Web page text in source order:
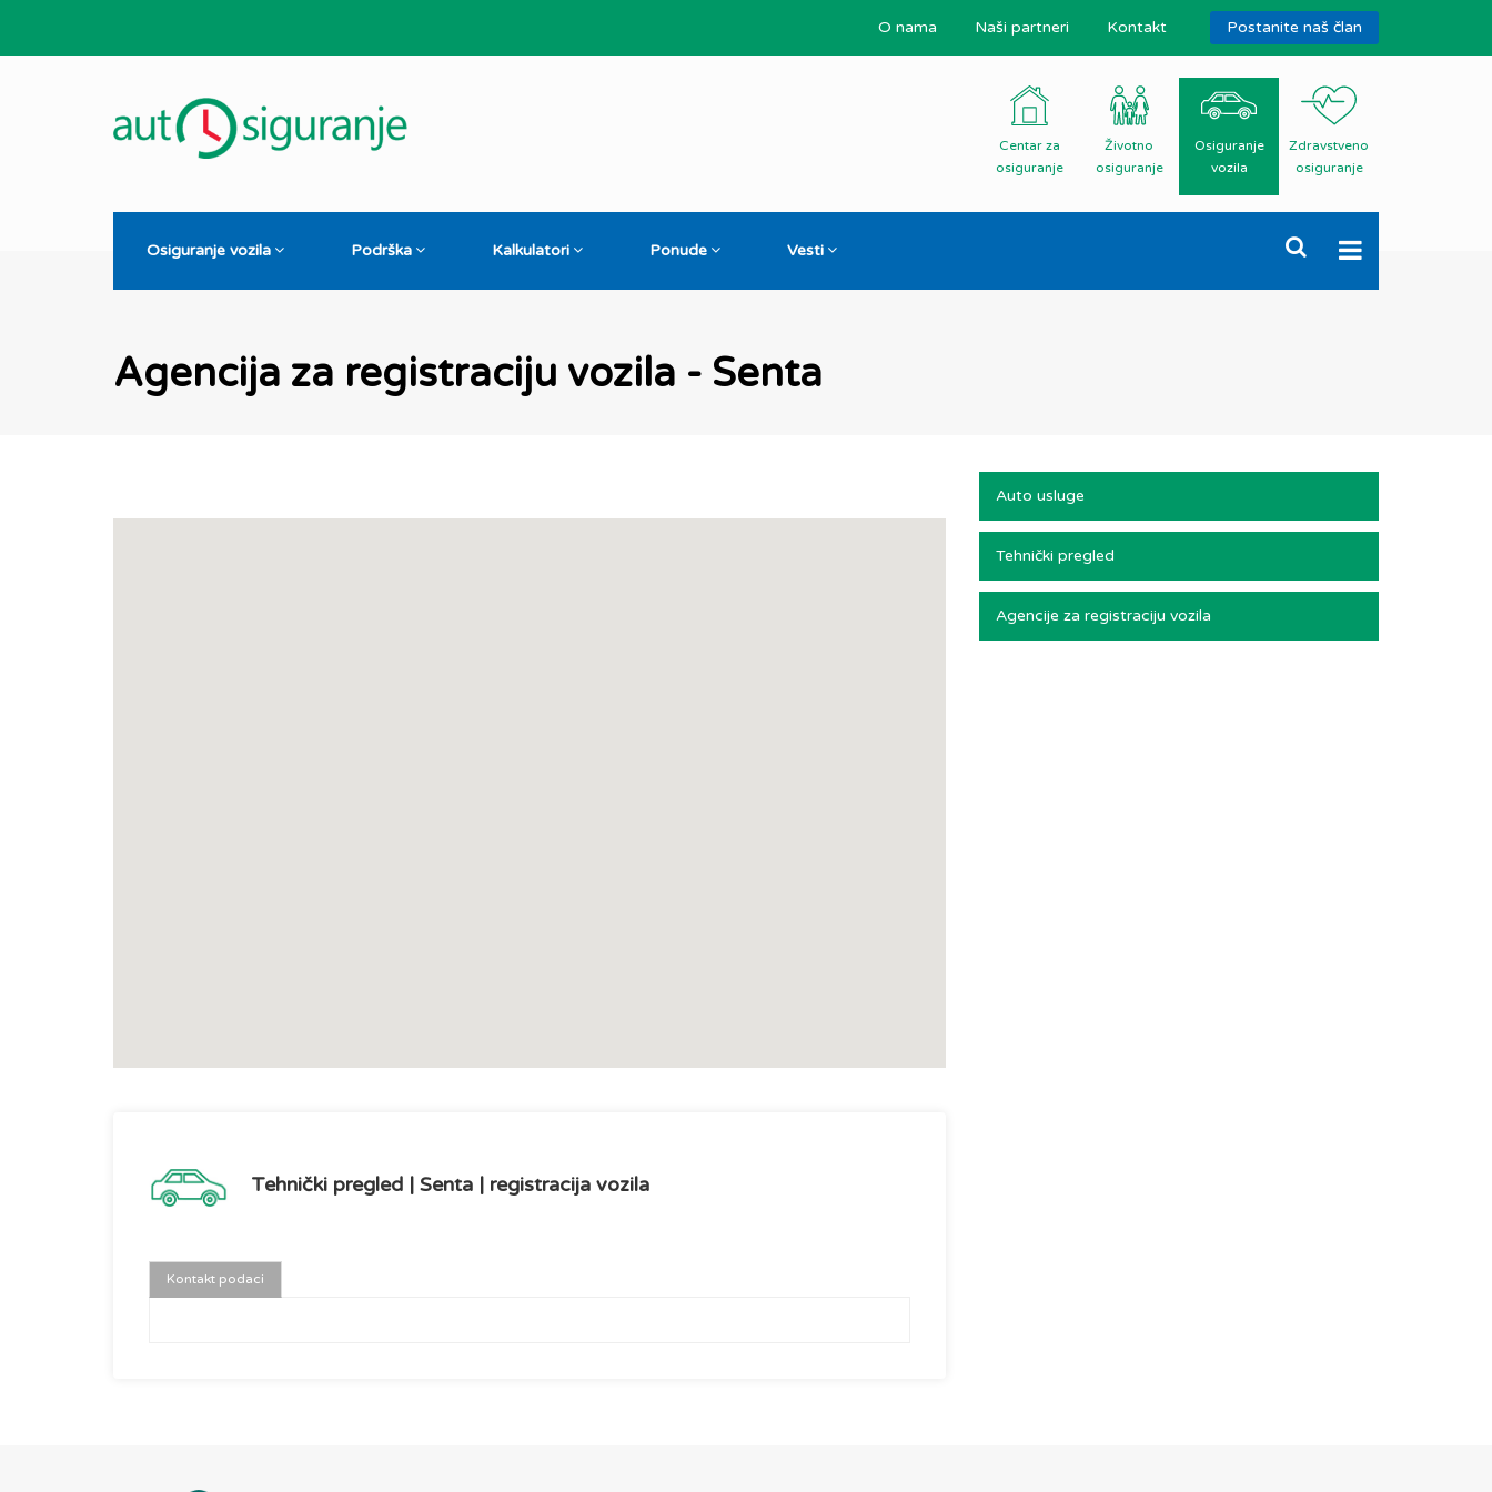
O nama Naši partneri Kontakt Postanite naš član
Centar za
osiguranje
Životno
osiguranje
Osiguranje
vozila
Zdravstveno
osiguranje
Osiguranje vozila Podrška Kalkulatori Ponude Vesti
Agencija za registraciju vozila - Senta
Tehnički pregled | Senta | registracija vozila
Kontakt podaci
Auto usluge
Tehnički pregled
Agencije za registraciju vozila